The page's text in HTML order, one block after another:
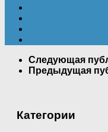
Следующая
Предыдущая
Категории